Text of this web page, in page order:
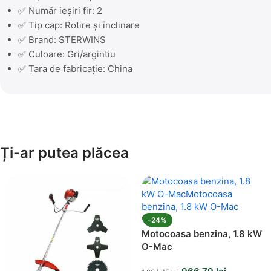
✅ Număr ieșiri fir: 2
✅ Tip cap: Rotire și înclinare
✅ Brand: STERWINS
✅ Culoare: Gri/argintiu
✅ Țara de fabricație: China
Ți-ar putea plăcea
-24%
Motocoasa benzina, 1.8 kW
O-Mac